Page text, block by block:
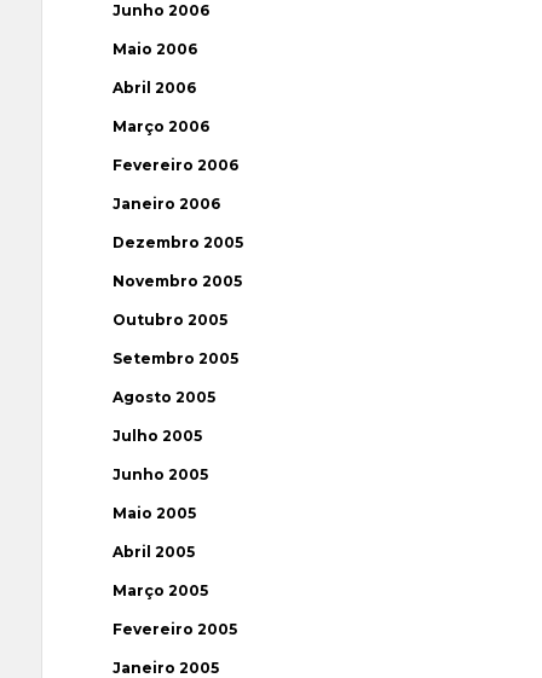
Junho 2006
Maio 2006
Abril 2006
Março 2006
Fevereiro 2006
Janeiro 2006
Dezembro 2005
Novembro 2005
Outubro 2005
Setembro 2005
Agosto 2005
Julho 2005
Junho 2005
Maio 2005
Abril 2005
Março 2005
Fevereiro 2005
Janeiro 2005